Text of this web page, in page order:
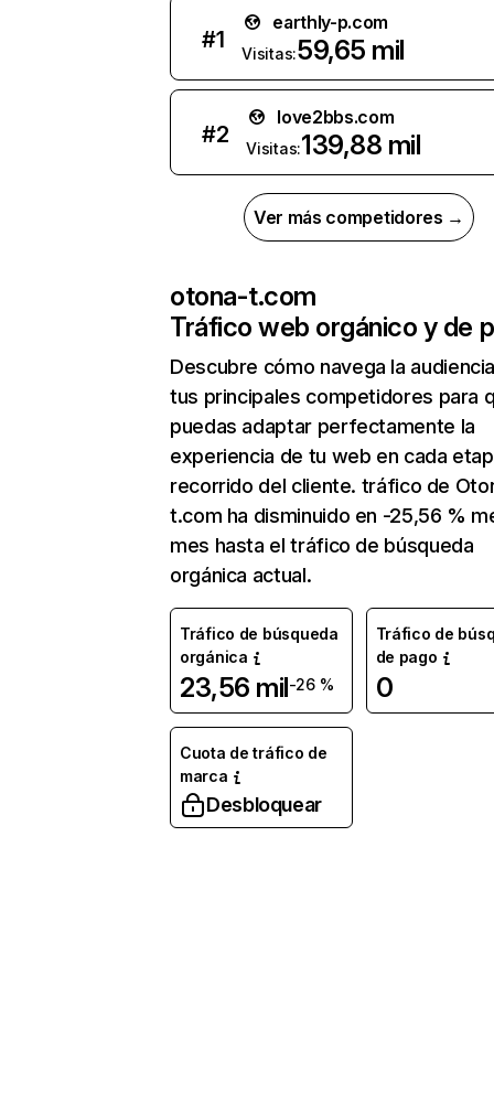
#1
earthly-p.com
Visitas:59,65 mil
#2
love2bbs.com
Visitas:139,88 mil
Ver más competidores →
otona-t.com
Tráfico web orgánico y de
Descubre cómo navega la
tus principales competidores para
puedas adaptar perfectamente la
experiencia de tu web en cada
recorrido del cliente. tráfico de
t.com ha disminuido en -25,56 %
mes hasta el tráfico de búsqueda
orgánica actual.
Tráfico de búsqueda
orgánica
23,56 mil-26 %
Tráfico de
de pago
0
Cuota de tráfico de
marca
Desbloquear